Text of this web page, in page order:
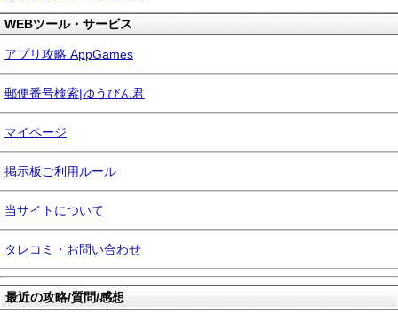
WEBツール・サービス
アプリ攻略 AppGames
郵便番号検索|ゆうびん君
マイページ
掲示板ご利用ルール
当サイトについて
タレコミ・お問い合わせ
最近の攻略/質問/感想